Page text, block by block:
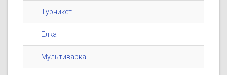
Турникет
Елка
Мультиварка